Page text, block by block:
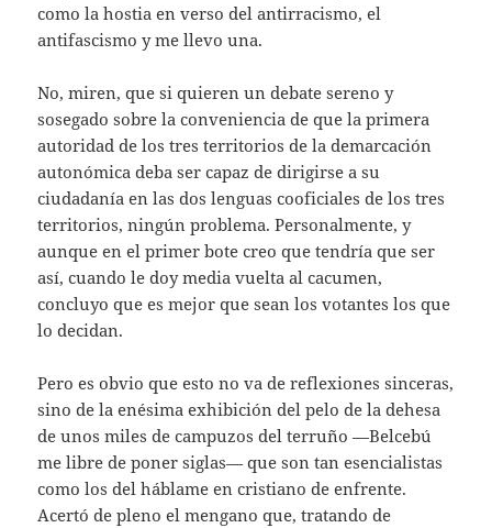
como la hostia en verso del antirracismo, el
antifascismo y me llevo una.
No, miren, que si quieren un debate sereno y
sosegado sobre la conveniencia de que la primera
autoridad de los tres territorios de la demarcación
autonómica deba ser capaz de dirigirse a su
ciudadanía en las dos lenguas cooficiales de los tres
territorios, ningún problema. Personalmente, y
aunque en el primer bote creo que tendría que ser
así, cuando le doy media vuelta al cacumen,
concluyo que es mejor que sean los votantes los que
lo decidan.
Pero es obvio que esto no va de reflexiones sinceras,
sino de la enésima exhibición del pelo de la dehesa
de unos miles de campuzos del terruño —Belcebú
me libre de poner siglas— que son tan esencialistas
como los del háblame en cristiano de enfrente.
Acertó de pleno el mengano que, tratando de